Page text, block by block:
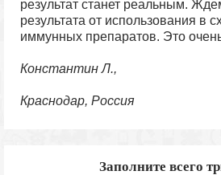
результат станет реальным.
результата от использования в
иммунных препаратов. Это
Константин Л.,
Краснодар, Россия
Заполните всего